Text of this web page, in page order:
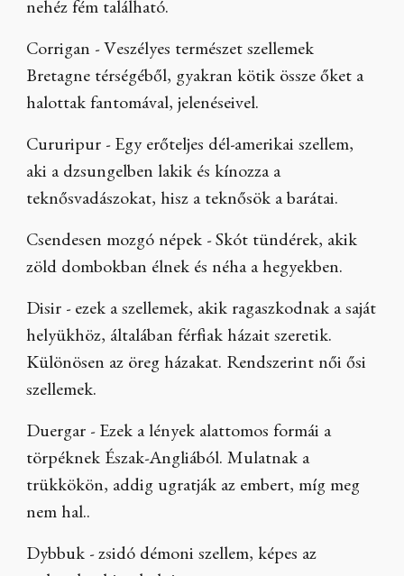
nehéz fém található.
Corrigan - Veszélyes természet szellemek
Bretagne térségéből, gyakran kötik össze őket a
halottak fantomával, jelenéseivel.
Cururipur - Egy erőteljes dél-amerikai szellem,
aki a dzsungelben lakik és kínozza a
teknősvadászokat, hisz a teknősök a barátai.
Csendesen mozgó népek - Skót tündérek, akik
zöld dombokban élnek és néha a hegyekben.
Disir - ezek a szellemek, akik ragaszkodnak a saját
helyükhöz, általában férfiak házait szeretik.
Különösen az öreg házakat. Rendszerint női ősi
szellemek.
Duergar - Ezek a lények alattomos formái a
törpéknek Észak-Angliából. Mulatnak a
trükkökön, addig ugratják az embert, míg meg
nem hal..
Dybbuk - zsidó démoni szellem, képes az